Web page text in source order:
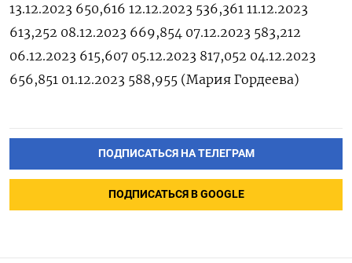
13.12.2023 650,616 12.12.2023 536,361 11.12.2023
613,252 08.12.2023 669,854 07.12.2023 583,212
06.12.2023 615,607 05.12.2023 817,052 04.12.2023
656,851 01.12.2023 588,955 (Мария Гордеева)
ПОДПИСАТЬСЯ НА ТЕЛЕГРАМ
ПОДПИСАТЬСЯ В GOOGLE